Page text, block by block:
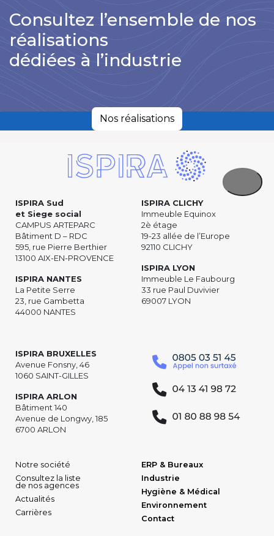
Consultez l’ensemble de nos
réalisations
dédiées à l’industrie
Nos réalisations
ISPIRA Sud
et Siege social
CAMPUS ARTEPARC
Bâtiment D – RDC
595, rue Pierre Berthier
13100 AIX-EN-PROVENCE
ISPIRA NANTES
La Petite Serre
23, rue Gambetta
44000 NANTES
ISPIRA CLICHY
Immeuble Equinox
2è étage
19-23 allée de l’Europe
92110 CLICHY
ISPIRA LYON
Immeuble Le Faubourg
33 rue Paul Duvivier
69007 LYON
ISPIRA BRUXELLES
Avenue Fonsny, 46
1060 SAINT-GILLES
ISPIRA ARLON
Bâtiment 140
Avenue de Longwy, 185
6700 ARLON
Notre société
Consultez la liste
de nos agences
Actualités
Carrières
ERP & Bureaux
Industrie
Hygiène & Médical
Environnement
Contact